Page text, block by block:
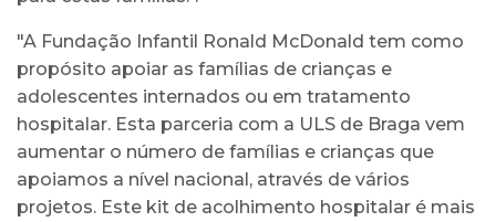
"A Fundação Infantil Ronald McDonald tem como
propósito apoiar as famílias de crianças e
adolescentes internados ou em tratamento
hospitalar. Esta parceria com a ULS de Braga vem
aumentar o número de famílias e crianças que
apoiamos a nível nacional, através de vários
projetos. Este kit de acolhimento hospitalar é mais